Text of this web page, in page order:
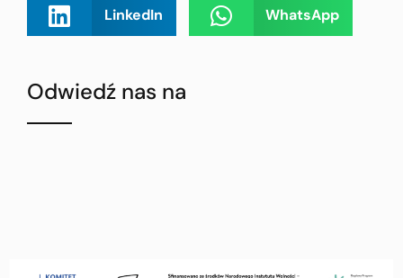
LinkedIn WhatsApp
Odwiedź nas na